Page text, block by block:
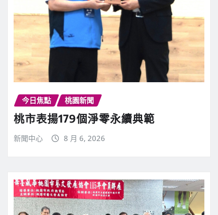
今日焦點 桃園新聞
桃市表揚179個淨零永續典範
新聞中心 8 月 6, 2026